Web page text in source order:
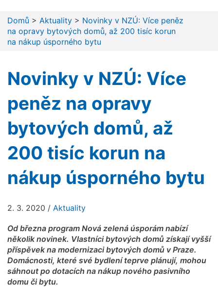
Domů > Aktuality > Novinky v NZÚ: Více peněz
na opravy bytových domů, až 200 tisíc korun
na nákup úsporného bytu
Novinky v NZÚ: Více
peněz na opravy
bytových domů, až
200 tisíc korun na
nákup úsporného bytu
2. 3. 2020 / Aktuality
Od března program Nová zelená úsporám nabízí
několik novinek. Vlastníci bytových domů získají vyšší
příspěvek na modernizaci bytových domů v Praze.
Domácnosti, které své bydlení teprve plánují, mohou
sáhnout po dotacích na nákup nového pasivního
domu či bytu.